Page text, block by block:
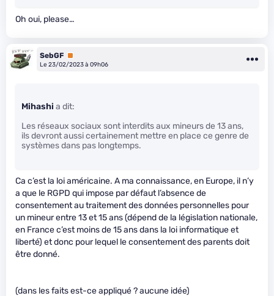
Oh oui, please…
SebGF Premium
Le 23/02/2023 à 09h06
Mihashi a dit:
Les réseaux sociaux sont interdits aux mineurs de 13 ans,
ils devront aussi certainement mettre en place ce genre de
systèmes dans pas longtemps.
Ca c’est la loi américaine. A ma connaissance, en Europe, il n’y
a que le RGPD qui impose par défaut l’absence de
consentement au traitement des données personnelles pour
un mineur entre 13 et 15 ans (dépend de la législation nationale,
en France c’est moins de 15 ans dans la loi informatique et
liberté) et donc pour lequel le consentement des parents doit
être donné.
(dans les faits est-ce appliqué ? aucune idée)